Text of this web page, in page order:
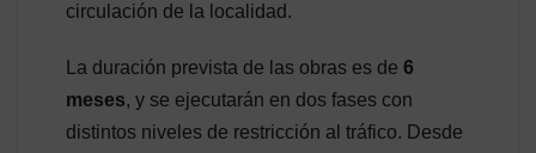
circulación de la localidad.
La duración prevista de las obras es de 6
meses, y se ejecutarán en dos fases con
distintos niveles de restricción al tráfico. Desde